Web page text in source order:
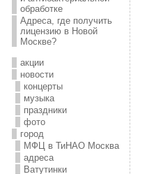
обработке
Адреса, где получить
лицензию в Новой
Москве?
акции
новости
концерты
музыка
праздники
фото
город
МФЦ в ТиНАО Москва
адреса
Ватутинки